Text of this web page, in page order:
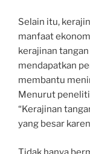
Selain itu,
manfaat
kerajinan
mendapatkan
membantu
Menurut peneliti
“Kerajinan
yang besar